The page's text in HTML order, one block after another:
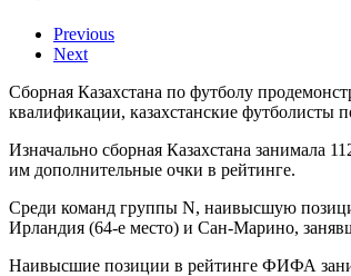
Previous
Next
Сборная Казахстана по футболу
квалификации, казахстанские футболисты
Изначально сборная Казахстана занимала
им дополнительные очки в рейтинге.
Среди команд группы N, наивысшую
Ирландия (64-е место) и Сан-Марино,
Наивысшие позиции в рейтинге ФИФА